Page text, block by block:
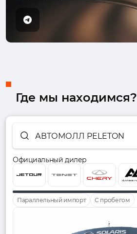
Где мы находимся?
АВТОМОЛЛ PELETON
Официальный дилер
Параллельный импорт С пробегом